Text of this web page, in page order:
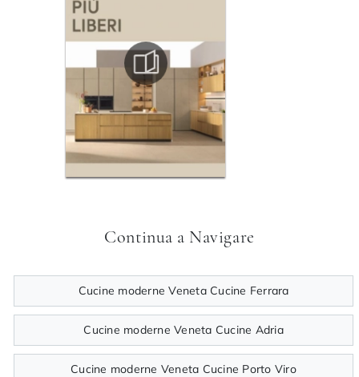
Continua a Navigare
Cucine moderne Veneta Cucine Ferrara
Cucine moderne Veneta Cucine Adria
Cucine moderne Veneta Cucine Porto Viro